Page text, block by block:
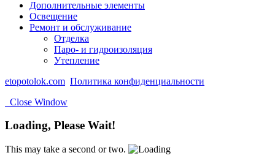
Дополнительные элементы
Освещение
Ремонт и обслуживание
Отделка
Паро- и гидроизоляция
Утепление
etopotolok.com Политика конфиденциальности
Close Window
Loading, Please Wait!
This may take a second or two.